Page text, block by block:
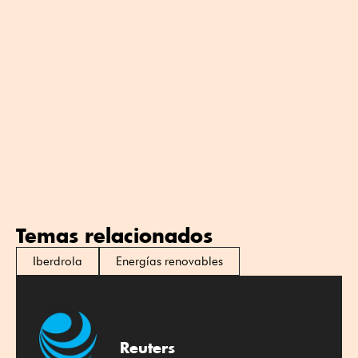
Temas relacionados
Iberdrola Energías renovables
Reuters